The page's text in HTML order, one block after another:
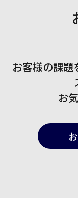
お客様の課題
お